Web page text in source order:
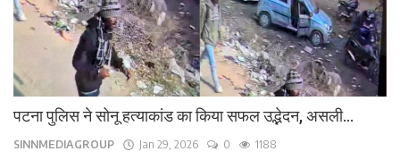
पटना पुलिस ने सोनू हत्याकांड का किया सफल उद्भेदन, असली...
SINNMEDIAGROUP Jan 29, 2026 0 1188